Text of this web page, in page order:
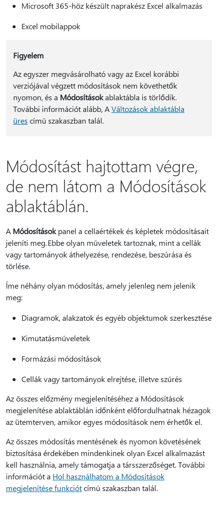
Microsoft 365-höz készült naprakész Excel alkalmazás
Excel mobilappok
Figyelem
Az egyszer megvásárolható vagy az Excel korábbi
verziójával végzett módosítások nem követhetők
nyomon, és a Módosításokablaktábla is törlődik.
További információt alább, AVáltozások ablaktábla
üres című szakaszban talál.
Módosítást hajtottam végre,
de nem látom a Módosítások
ablaktáblán.
A Módosításokpanel a cellaértékek és képletek módosításait
jeleníti meg. Ebbe olyan műveletek tartoznak, mint a cellák
vagy tartományok áthelyezése, rendezése, beszúrása és
törlése.
Íme néhány olyan módosítás, amely jelenleg nem jelenik
meg:
Diagramok, alakzatok és egyéb objektumok szerkesztése
Kimutatásműveletek
Formázási módosítások
Cellák vagy tartományok elrejtése, illetve szűrés
Az összes előzmény megjelenítéséhez a Módosítások
megjelenítése ablaktáblán időnként előfordulhatnak hézagok
az ütemterven, amikor egyes módosítások nem érhetők el.
Az összes módosítás mentésének és nyomon követésének
biztosítása érdekében mindenkinek olyan Excel alkalmazást
kell használnia, amely támogatja a társszerzőséget. További
információt a Hol használhatom a Módosítások
megjelenítése funkciótcímű szakaszban talál.